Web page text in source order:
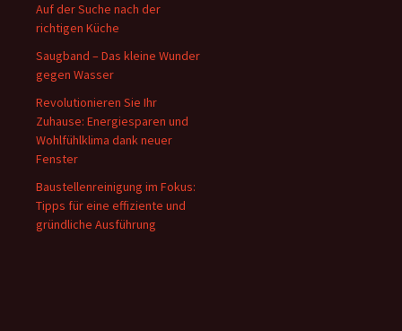
Auf der Suche nach der
richtigen Küche
Saugband – Das kleine Wunder
gegen Wasser
Revolutionieren Sie Ihr
Zuhause: Energiesparen und
Wohlfühlklima dank neuer
Fenster
Baustellenreinigung im Fokus:
Tipps für eine effiziente und
gründliche Ausführung